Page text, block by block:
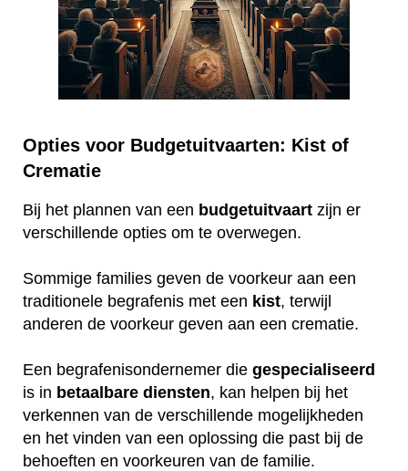
Opties voor Budgetuitvaarten: Kist of
Crematie
Bij het plannen van een budgetuitvaart zijn er
verschillende opties om te overwegen.
Sommige families geven de voorkeur aan een
traditionele begrafenis met een kist, terwijl
anderen de voorkeur geven aan een crematie.
Een begrafenisondernemer die gespecialiseerd
is in betaalbare diensten, kan helpen bij het
verkennen van de verschillende mogelijkheden
en het vinden van een oplossing die past bij de
behoeften en voorkeuren van de familie.